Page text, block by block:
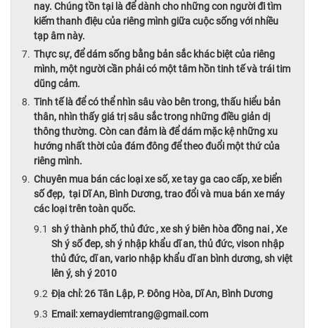
nay. Chúng tồn tại là để dành cho những con người đi tìm
kiếm thanh điệu của riêng mình giữa cuộc sống với nhiều
tạp âm này.
Thực sự, để dám sống bằng bản sắc khác biệt của riêng
mình, một người cần phải có một tâm hồn tinh tế và trái tim
dũng cảm.
Tinh tế là để có thể nhìn sâu vào bên trong, thấu hiểu bản
thân, nhìn thấy giá trị sâu sắc trong những điều giản dị
thông thường. Còn can đảm là để dám mặc kệ những xu
hướng nhất thời của đám đông để theo đuổi một thứ của
riêng mình.
Chuyên mua bán các loại xe số, xe tay ga cao cấp, xe biển
số đẹp, tại Dĩ An, Bình Dương, trao đổi và mua bán xe máy
các loại trên toàn quốc.
sh ý thành phố, thủ đức , xe sh ý biên hòa đồng nai , Xe
Sh ý số đep, sh ý nhập khẩu dĩ an, thủ đức, vison nhập
thủ đức, dĩ an, vario nhập khẩu dĩ an bình dương, sh việt
lên ý, sh ý 2010
Địa chỉ: 26 Tân Lập, P. Đông Hòa, Dĩ An, Bình Dương
Email: xemaydiemtrang@gmail.com